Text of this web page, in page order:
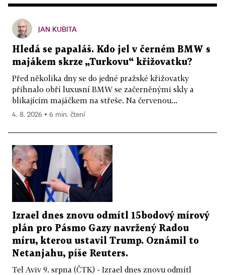
JAN KUBITA
Hledá se papaláš. Kdo jel v černém BMW s
majákem skrze „Turkovu“ křižovatku?
Před několika dny se do jedné pražské křižovatky
přihnalo obří luxusní BMW se začerněnými skly a
blikajícím majáčkem na střeše. Na červenou...
4. 8. 2026 ▪ 6 min. čtení
Izrael dnes znovu odmítl 15bodový mírový
plán pro Pásmo Gazy navržený Radou
míru, kterou ustavil Trump. Oznámil to
Netanjahu, píše Reuters.
Tel Aviv 9. srpna (ČTK) - Izrael dnes znovu odmítl